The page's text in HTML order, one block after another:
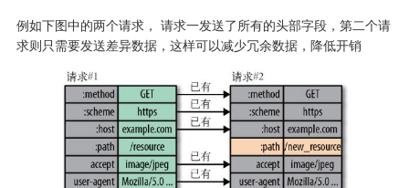
例如下图中的两个请求， 请求一发送了所有的头部字段，第二个请
求则只需要发送差异数据，这样可以减少冗余数据，降低开销